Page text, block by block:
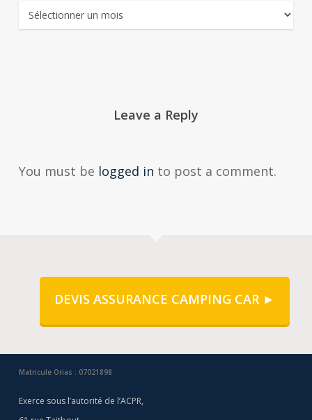
Archives
Leave a Reply
You must be logged in to post a comment.
DEVIS ASSURANCE CAMPING CAR ►
Matricule Orias : 07021898
Exerce sous l’autorité de l’ACPR,